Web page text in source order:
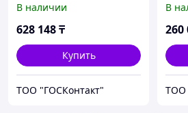
15W40 , API CK-4 , б.205 л
В наличии
628 148₸
Купить
ТОО "ГОСКонтакт"
В
260
ТОО